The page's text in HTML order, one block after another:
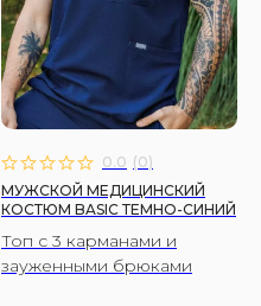
0.0 (0)
МУЖСКОЙ МЕДИЦИНСКИЙ
КОСТЮМ BASIC ТЕМНО-СИНИЙ
Топ с 3 карманами и
зауженными брюками